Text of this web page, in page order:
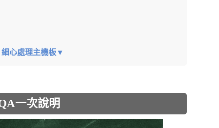
細心處理主機板▼
一次說明